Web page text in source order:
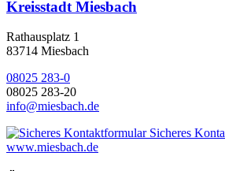
Kreisstadt Miesbach
Rathausplatz 1
83714 Miesbach
08025 283-0
08025 283-20
info@miesbach.de
Sicheres
www.miesbach.de